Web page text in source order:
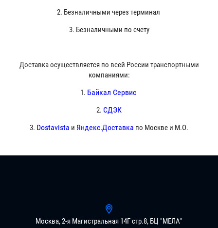
2. Безналичными через терминал
3. Безналичными по счету
Доставка осуществляется по всей России транспортными
компаниями:
1. Байкал Сервис
2. СДЭК
3. Dostavista и Яндекс.Доставка по Москве и М.О.
Москва, 2-я Магистральная 14Г стр.8, БЦ "МЕЛА"